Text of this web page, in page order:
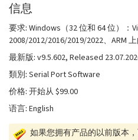
信息
要求: Windows（32 位和 64 位）：
2008/2012/2016/2019/2022、ARM
最新版: v9.5.602, Released
類別: Serial Port Software
价格: 开始从 $99.00
语言: English
如果您拥有产品的以前版本，